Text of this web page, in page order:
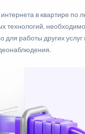
в квартире по
технологий,
для работы других услуг